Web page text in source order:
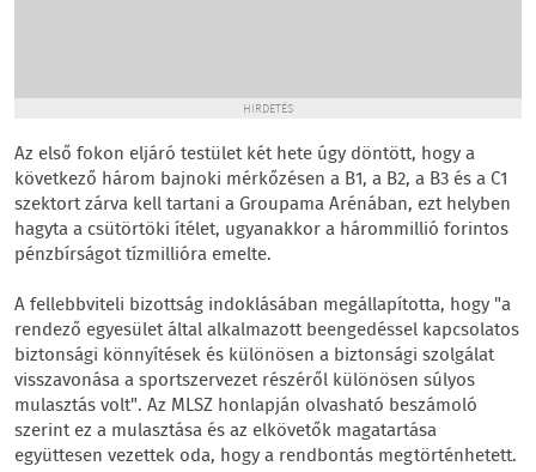
HIRDETÉS
Az első fokon eljáró testület két hete úgy döntött, hogy a
következő három bajnoki mérkőzésen a B1, a B2, a B3 és a C1
szektort zárva kell tartani a Groupama Arénában, ezt helyben
hagyta a csütörtöki ítélet, ugyanakkor a hárommillió forintos
pénzbírságot tízmillióra emelte.
A fellebbviteli bizottság indoklásában megállapította, hogy "a
rendező egyesület által alkalmazott beengedéssel kapcsolatos
biztonsági könnyítések és különösen a biztonsági szolgálat
visszavonása a sportszervezet részéről különösen súlyos
mulasztás volt". Az MLSZ honlapján olvasható beszámoló
szerint ez a mulasztása és az elkövetők magatartása
együttesen vezettek oda, hogy a rendbontás megtörténhetett.